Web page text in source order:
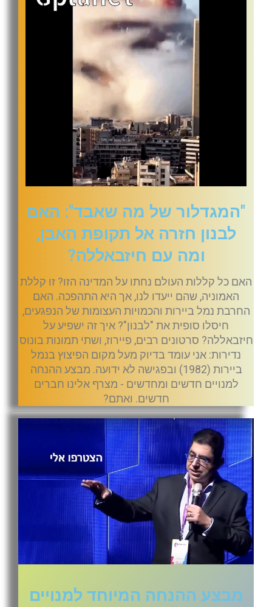
"המגדלור של מה שאבד": האם
לבנון חזרה אל תקופת האבן,
ומה עם חיזבאללה?
האם כל קללות העולם נחתו על המדינה הזו? זו קללת
האמוניה, שהם ייעדו לנו, אך היא התהפכה. האם
החרבת נמל ביירות והכמויות העצומות של הנפגעים,
חיסלו סופית את "לבנון"? איך זה ישפיע על
חיזבאללה? סרטונים רבים, פיירוז, ושתי תמונות בונוס
נדירות: אני עומד בדיוק מעל מקום הפיצוץ בנמל
ביירות (1982) ובפגישה לא ידועה. מבצע ההנחה
למנויים חדשים ומחדשים - מצרף אלינו חברים
חדשים. ואתם?
מבצע ההנחה המיוחד למנויים